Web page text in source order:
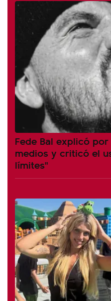
Fede Bal explicó
medios y criticó el
límites"